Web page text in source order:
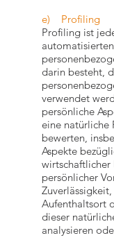
e) Profiling
Profiling ist
darin besteht,
verwendet
persönliche
eine natürliche
bewerten,
Aspekte
wirtschaftlicher
persönlicher
Aufenthaltsort
dieser
analysieren